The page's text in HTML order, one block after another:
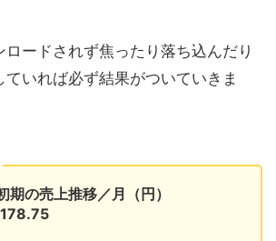
ードされず焦ったり落ち込んだり
ていれば必ず結果がついていきま
期の売上推移／月（円）